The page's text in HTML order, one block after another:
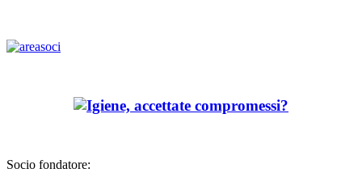
Socio fondatore: